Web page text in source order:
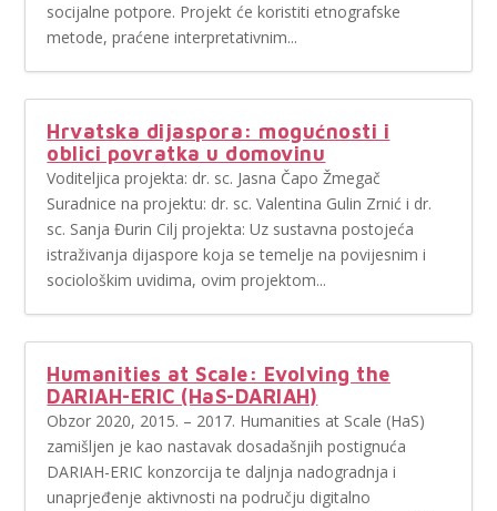
socijalne potpore. Projekt će koristiti etnografske
metode, praćene interpretativnim...
Hrvatska dijaspora: mogućnosti i
oblici povratka u domovinu
Voditeljica projekta: dr. sc. Jasna Čapo Žmegač
Suradnice na projektu: dr. sc. Valentina Gulin Zrnić i dr.
sc. Sanja Đurin Cilj projekta: Uz sustavna postojeća
istraživanja dijaspore koja se temelje na povijesnim i
sociološkim uvidima, ovim projektom...
Humanities at Scale: Evolving the
DARIAH-ERIC (HaS-DARIAH)
Obzor 2020, 2015. – 2017. Humanities at Scale (HaS)
zamišljen je kao nastavak dosadašnjih postignuća
DARIAH-ERIC konzorcija te daljnja nadogradnja i
unaprjeđenje aktivnosti na području digitalno